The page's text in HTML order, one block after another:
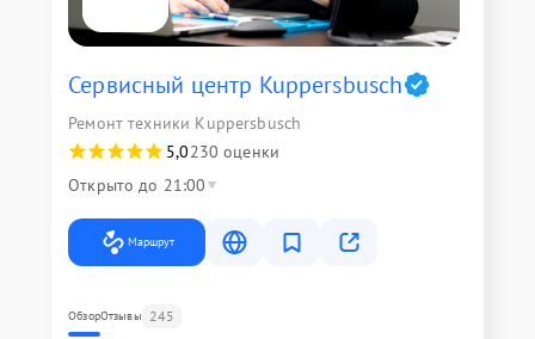
Сервисный центр Kuppersbusch
Ремонт техники Kuppersbusch
5,0230 оценки
Открыто до 21:00
Маршрут
ОбзорОтзывы 245